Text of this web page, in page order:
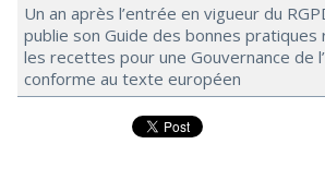
Un an après l’entrée en vigueur du
publie son Guide des bonnes
les recettes pour une Gouvernance de
conforme au texte européen